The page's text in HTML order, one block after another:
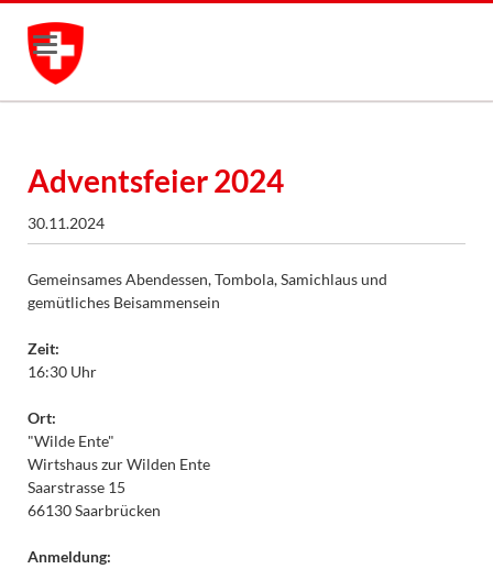
Adventsfeier 2024
30.11.2024
Gemeinsames Abendessen, Tombola, Samichlaus und
gemütliches Beisammensein
Zeit:
16:30 Uhr
Ort:
"Wilde Ente"
Wirtshaus zur Wilden Ente
Saarstrasse 15
66130 Saarbrücken
Anmeldung: